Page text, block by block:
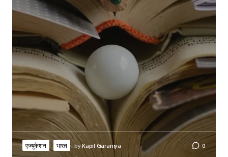
एज्युकेशन भारत byKapil Garaniya 0